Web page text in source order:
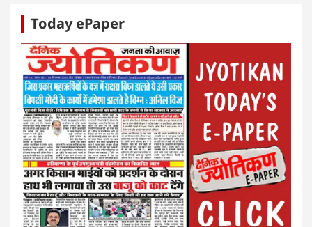
Today ePaper